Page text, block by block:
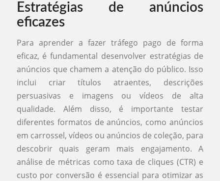
Estratégias de anúncios
eficazes
Para aprender a fazer tráfego pago de forma
eficaz, é fundamental desenvolver estratégias de
anúncios que chamem a atenção do público. Isso
inclui criar títulos atraentes, descrições
persuasivas e imagens ou vídeos de alta
qualidade. Além disso, é importante testar
diferentes formatos de anúncios, como anúncios
em carrossel, vídeos ou anúncios de coleção, para
descobrir quais geram mais engajamento. A
análise de métricas como taxa de cliques (CTR) e
custo por conversão é essencial para otimizar as